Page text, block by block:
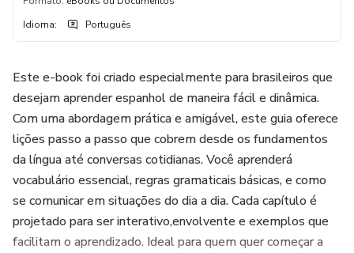
Idioma: Português
Este e-book foi criado especialmente para brasileiros que
desejam aprender espanhol de maneira fácil e dinâmica.
Com uma abordagem prática e amigável, este guia oferece
lições passo a passo que cobrem desde os fundamentos
da língua até conversas cotidianas. Você aprenderá
vocabulário essencial, regras gramaticais básicas, e como
se comunicar em situações do dia a dia. Cada capítulo é
projetado para ser interativo,envolvente e exemplos que
facilitam o aprendizado. Ideal para quem quer começar a